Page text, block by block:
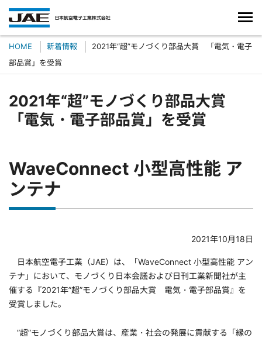
HOME 新着情報
2021年“超”モノづくり部品大賞 「電気・電子
部品賞」を受賞
2021年“超”モノづくり部品大賞
「電気・電子部品賞」を受賞
WaveConnect 小型高性能 ア
ンテナ
2021年10月18日
日本航空電子工業（JAE）は、「WaveConnect 小型高性能 アン
テナ」において、モノづくり日本会議および日刊工業新聞社が主
催する『2021年”超”モノづくり部品大賞 電気・電子部品賞』を
受賞しました。
”超”モノづくり部品大賞は、産業・社会の発展に貢献する「縁の